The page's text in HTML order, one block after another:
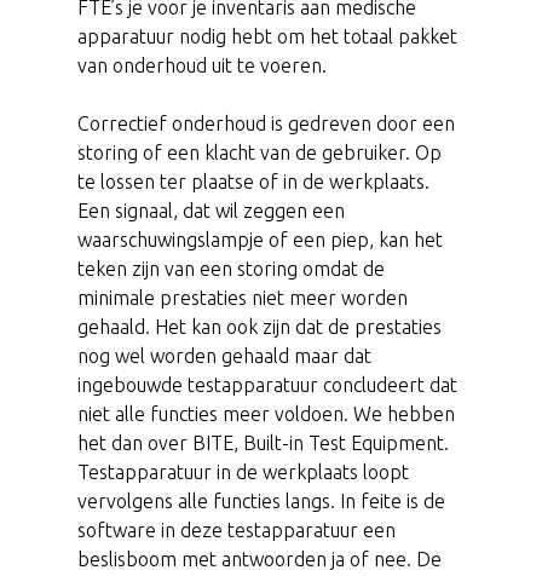
FTE’s je voor je inventaris aan medische
apparatuur nodig hebt om het totaal pakket
van onderhoud uit te voeren.
Correctief onderhoud is gedreven door een
storing of een klacht van de gebruiker. Op
te lossen ter plaatse of in de werkplaats.
Een signaal, dat wil zeggen een
waarschuwingslampje of een piep, kan het
teken zijn van een storing omdat de
minimale prestaties niet meer worden
gehaald. Het kan ook zijn dat de prestaties
nog wel worden gehaald maar dat
ingebouwde testapparatuur concludeert dat
niet alle functies meer voldoen. We hebben
het dan over BITE, Built-in Test Equipment.
Testapparatuur in de werkplaats loopt
vervolgens alle functies langs. In feite is de
software in deze testapparatuur een
beslisboom met antwoorden ja of nee. De